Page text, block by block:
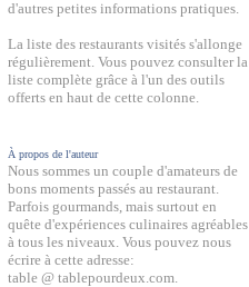
d'autres petites informations pratiques.
La liste des restaurants visités s'allonge
régulièrement. Vous pouvez consulter la
liste complète grâce à l'un des outils
offerts en haut de cette colonne.
À propos de l'auteur
Nous sommes un couple d'amateurs de
bons moments passés au restaurant.
Parfois gourmands, mais surtout en
quête d'expériences culinaires agréables
à tous les niveaux. Vous pouvez nous
écrire à cette adresse:
table @ tablepourdeux.com.